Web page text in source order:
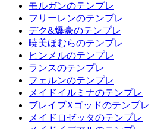
モルガンのテンプレ
フリーレンのテンプレ
デク&爆豪のテンプレ
暁美ほむらのテンプレ
ヒンメルのテンプレ
ランスのテンプレ
フェルンのテンプレ
メイドイルミナのテンプレ
ブレイブXゴッドのテンプレ
メイドロゼッタのテンプレ